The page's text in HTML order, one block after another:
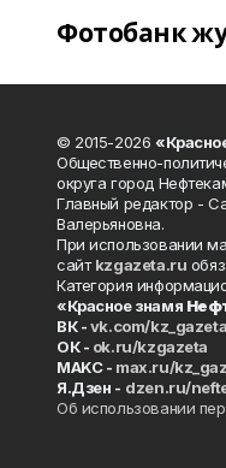
Фотобанк
© 2015-2026
Общественно-
округа город
Главный редактор -
Валерьяновна.
При использовании
сайтkzgazeta.ru
Категория
«Красное знамя
ВК -vk.com/kz_gazeta
ОК - ok.ru/kzgazeta
MAKC - max.ru/
Я.Дзен - dzen.ru/
Об использовании